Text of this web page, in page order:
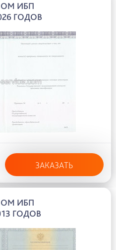
ИБП
ГОДОВ
ЗАКАЗАТЬ
ИБП
ГОДОВ